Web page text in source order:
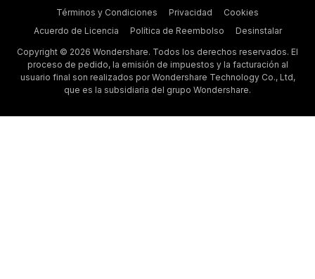
Términos y Condiciones Privacidad
Cookies
Acuerdo de Licencia
Política de Reembolso
Desinstalar
Copyright © 2026 Wondershare. Todos los derechos reservados. El
proceso de pedido, la emisión de impuestos y la facturación al
usuario final son realizados por Wondershare Technology Co., Ltd,
que es la subsidiaria del grupo Wondershare.